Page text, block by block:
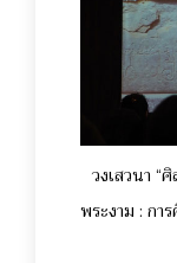
วงเสวนา “
พระงาม : กา